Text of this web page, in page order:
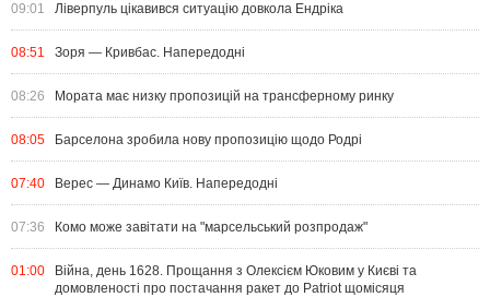
09:01 Ліверпуль цікавився ситуацію довкола Ендріка
08:51 Зоря — Кривбас. Напередодні
08:26 Мората має низку пропозицій на трансферному ринку
08:05 Барселона зробила нову пропозицію щодо Родрі
07:40 Верес — Динамо Київ. Напередодні
07:36 Комо може завітати на "марсельський розпродаж"
01:00
Війна, день 1628. Прощання з Олексієм Юковим у Києві та
домовленості про постачання ракет до Patriot щомісяця